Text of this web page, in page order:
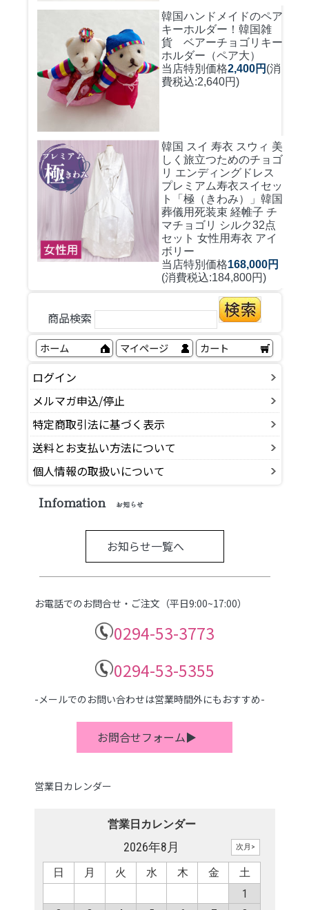
韓国ハンドメイドのペア
キーホルダー！ 韓国雑
貨 ベアーチョゴリキー
ホルダー（ペア大）
当店特別価格2,400円 (消
費税込:2,640円)
韓国 スイ 寿衣 スウィ 美
しく旅立つためのチョゴ
リ エンディングドレス
プレミアム寿衣スイセッ
ト「極（きわみ）」韓国
葬儀用死装束 経帷子 チ
マチョゴリ シルク32点
セット 女性用寿衣 アイ
ボリー
当店特別価格168,000円
(消費税込:184,800円)
商品検索
ホーム マイページ カート
ログイン
メルマガ申込/停止
特定商取引法に基づく表示
送料とお支払い方法について
個人情報の取扱いについて
Infomation お知らせ
お知らせ一覧へ
お電話でのお問合せ・ご注文（平日9:00~17:00）
0294-53-3773
0294-53-5355
-メールでのお問い合わせは営業時間外にもおすすめ-
お問合せフォーム▶
営業日カレンダー